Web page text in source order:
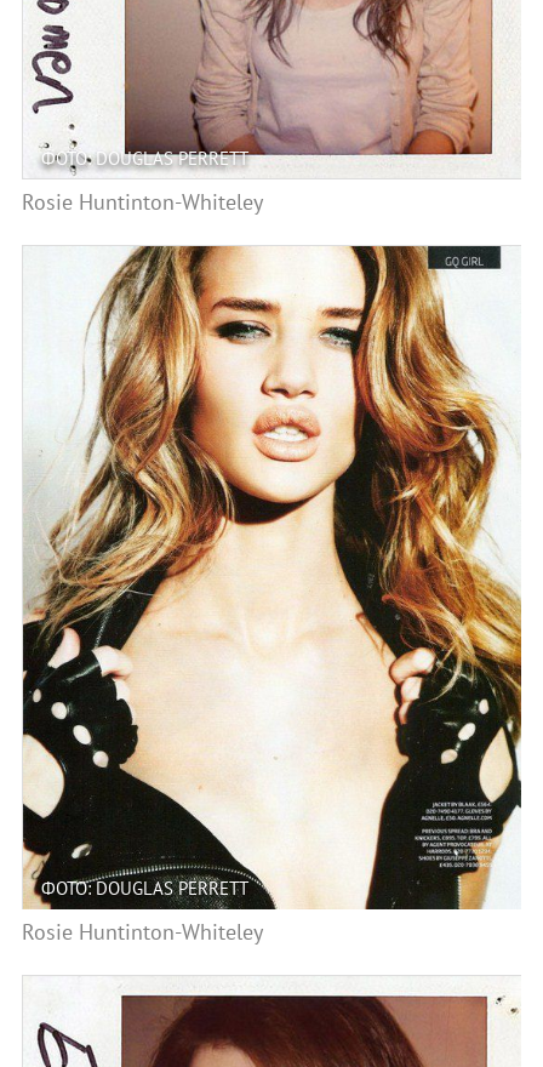
ФОТО: DOUGLAS PERRETT
Rosie Huntinton-Whiteley
ФОТО: DOUGLAS PERRETT
Rosie Huntinton-Whiteley